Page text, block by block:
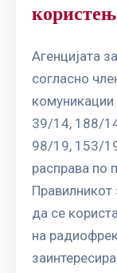
Агенцијата
согласно
39/14, 188/
98/19, 153/
расправа по
да се
на